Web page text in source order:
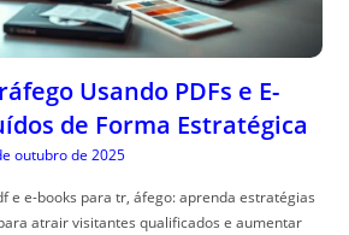
Usando PDFs e E-
de Forma Estratégica
outubro de 2025
e e-books para tr, áfego: aprenda estratégias
atrair visitantes qualificados e aumentar